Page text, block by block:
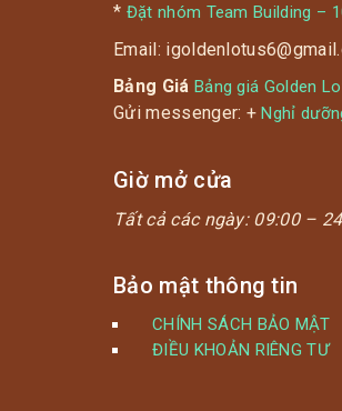
? 200K được sử dụng
xông hơi Jjim Jil Bang +
cá + Hồ ngâm chân + Bi-
giường bãi biển vui ơi là
* Đặt nhóm Team Building –
Email:
Bảng Giá Bảng giá Golden
Gửi messenger: +Nghỉ
Giờ mở cửa
Tất cả các ngày: 09:00 –
Bảo mật thông tin
CHÍNH SÁCH BẢO MẬT
ĐIỀU KHOẢN RIÊNG TƯ